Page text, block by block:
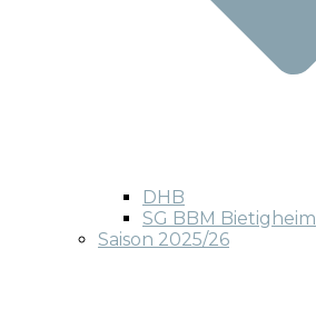
DHB
SG BBM Bietigheim
Saison 2025/26